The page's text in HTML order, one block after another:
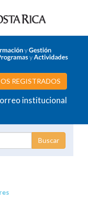
REGISTRADOS
institucional